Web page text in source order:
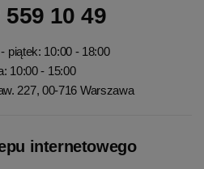
559 10 49
piątek: 10:00 - 18:00
10:00 - 15:00
227, 00-716 Warszawa
internetowego